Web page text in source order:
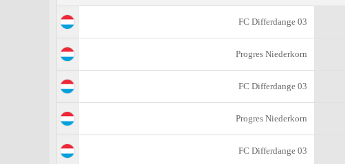
FC Differdange 03
Progres Niederkorn
FC Differdange 03
Progres Niederkorn
FC Differdange 03